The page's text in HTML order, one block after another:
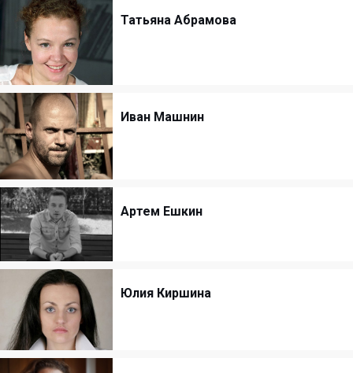
Татьяна Абрамова
Иван Машнин
Артем Ешкин
Юлия Киршина